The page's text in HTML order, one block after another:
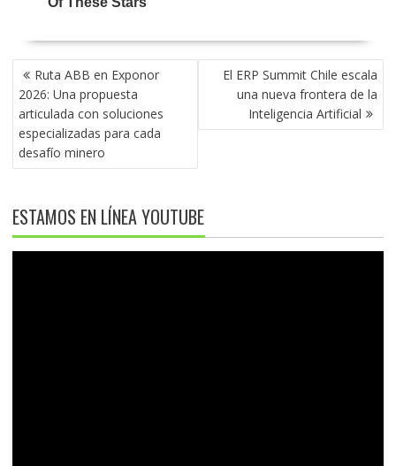
NAVEGACIÓN
DE
ENTRADAS
Ruta ABB en Exponor
2026: Una propuesta
articulada con soluciones
especializadas para cada
desafío minero
El ERP Summit Chile escala
una nueva frontera de la
Inteligencia Artificial
ESTAMOS EN LÍNEA YOUTUBE